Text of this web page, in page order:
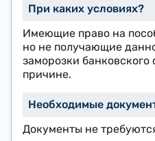
​Имеющие право на
но не получающие
заморозки банковского
причине.
​Документы не